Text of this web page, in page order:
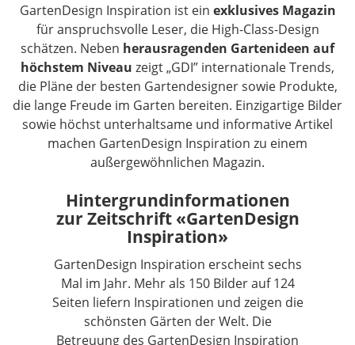
GartenDesign Inspiration ist ein exklusives Magazin
für anspruchsvolle Leser, die High-Class-Design
schätzen. Neben herausragenden Gartenideen auf
höchstem Niveau zeigt „GDI” internationale Trends,
die Pläne der besten Gartendesigner sowie Produkte,
die lange Freude im Garten bereiten. Einzigartige Bilder
sowie höchst unterhaltsame und informative Artikel
machen GartenDesign Inspiration zu einem
außergewöhnlichen Magazin.
Hintergrundinformationen
zur Zeitschrift «GartenDesign
Inspiration»
GartenDesign Inspiration erscheint sechs
Mal im Jahr. Mehr als 150 Bilder auf 124
Seiten liefern Inspirationen und zeigen die
schönsten Gärten der Welt. Die
Betreuung des GartenDesign Inspiration